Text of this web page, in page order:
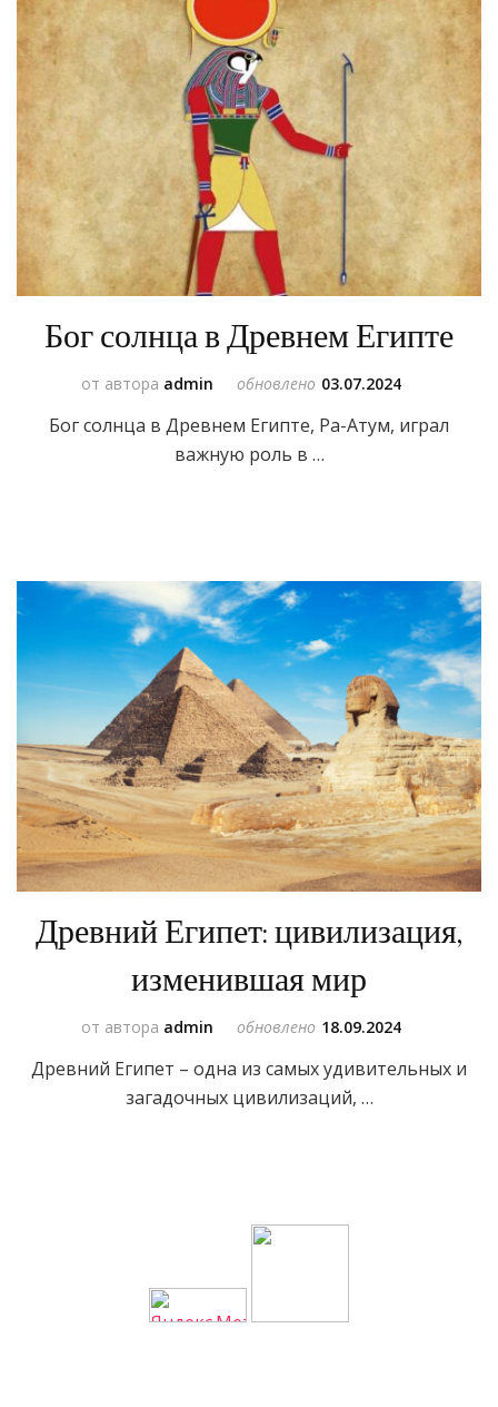
Бог солнца в Древнем Египте
от автора admin обновлено 03.07.2024
Бог солнца в Древнем Египте, Ра-Атум, играл
важную роль в …
Древний Египет: цивилизация,
изменившая мир
от автора admin обновлено 18.09.2024
Древний Египет – одна из самых удивительных и
загадочных цивилизаций, …